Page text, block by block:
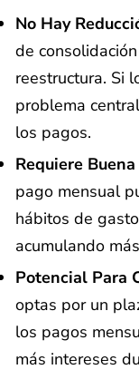
No Hay
de
reestructura. Si
problema
los pagos.
Requiere
pago mensual
hábitos de
acumulando
Potencial Para
optas por un
los pagos
más intereses